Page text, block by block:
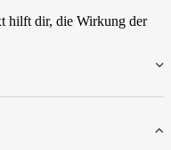
hilft dir, die Wirkung der